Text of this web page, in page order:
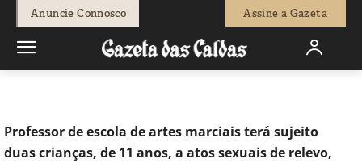
Anuncie Connosco Assine a Gazeta
Isaque Vicente - 494 0
Professor de escola de artes marciais terá sujeito
duas crianças, de 11 anos, a atos sexuais de relevo,